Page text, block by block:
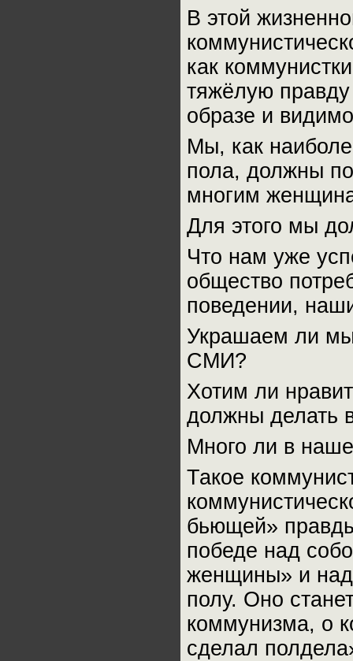
В этой
как
тяжёлую
образе и
Мы, как
пола, должны
многим
Для этого мы
Что нам уже
общество
поведении,
Украшаем ли
СМИ?
Хотим ли
должны делать
Много ли в
Такое
бьющей»
победе над
женщины» и над
полу. Оно
коммунизма, о
сделал